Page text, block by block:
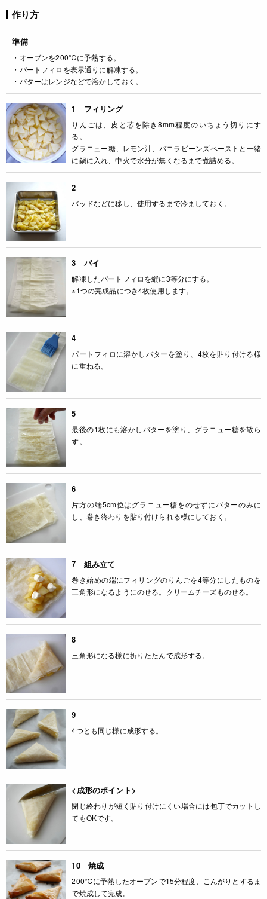
作り方
準備
・オーブンを200℃に予熱する。
・パートフィロを表示通りに解凍する。
・バターはレンジなどで溶かしておく。
1 フィリング
りんごは、皮と芯を除き8mm程度のいちょう切りにす
る。
グラニュー糖、レモン汁、バニラビーンズペーストと一緒
に鍋に入れ、中火で水分が無くなるまで煮詰める。
2
バッドなどに移し、使用するまで冷ましておく。
3 パイ
解凍したパートフィロを縦に3等分にする。
※1つの完成品につき4枚使用します。
4
パートフィロに溶かしバターを塗り、4枚を貼り付ける様
に重ねる。
5
最後の1枚にも溶かしバターを塗り、グラニュー糖を散ら
す。
6
片方の端5cm位はグラニュー糖をのせずにバターのみに
し、巻き終わりを貼り付けられる様にしておく。
7 組み立て
巻き始めの端にフィリングのりんごを4等分にしたものを
三角形になるようにのせる。クリームチーズものせる。
8
三角形になる様に折りたたんで成形する。
9
4つとも同じ様に成形する。
<成形のポイント>
閉じ終わりが短く貼り付けにくい場合には包丁でカットし
てもOKです。
10 焼成
200℃に予熱したオーブンで15分程度、こんがりとするま
で焼成して完成。